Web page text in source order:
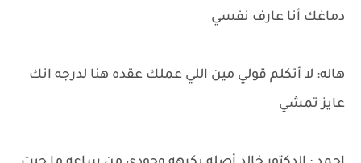
دماغك أنا عارف نفسي
هاله: لا أتكلم قولي مين اللي عملك عقده هنا لدرجه انك
عايز تمشي